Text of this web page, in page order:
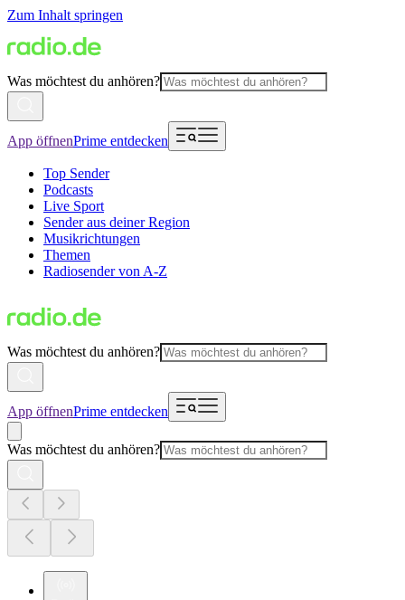
Zum Inhalt springen
Was möchtest du anhören?
App öffnenPrime entdecken
Top Sender
Podcasts
Live Sport
Sender aus deiner Region
Musikrichtungen
Themen
Radiosender von A-Z
Was möchtest du anhören?
App öffnenPrime entdecken
Was möchtest du anhören?